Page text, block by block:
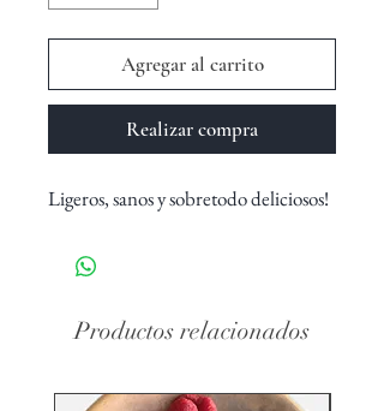
Agregar al carrito
Realizar compra
Ligeros, sanos y sobretodo deliciosos!
Productos relacionados